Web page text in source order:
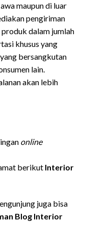
maupun di luar
pengiriman
dalam jumlah
khusus yang
bersangkutan
lain.
akan lebih
online
berikut Interior
juga bisa
Blog Interior